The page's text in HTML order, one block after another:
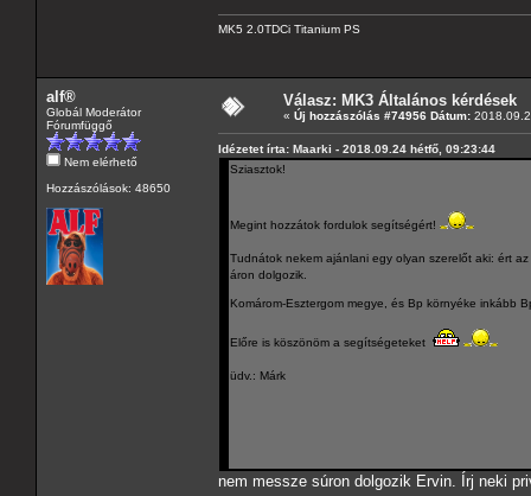
MK5 2.0TDCi Titanium PS
alf®
Globál Moderátor
Fórumfüggő
Nem elérhető
Hozzászólások: 48650
Válasz: MK3 Általános kérdések
« Új hozzászólás #74956 Dátum:
Idézetet írta: Maarki - 2018.09.24 hétfő, 09:23:44
Sziasztok!
Megint hozzátok fordulok segítségért!
Tudnátok nekem ajánlani egy olyan szerelőt aki: ért
áron dolgozik.
Komárom-Esztergom megye, és Bp környéke inkább
Előre is köszönöm a segítségeteket
üdv.: Márk
nem messze súron dolgozik Ervin. Írj neki